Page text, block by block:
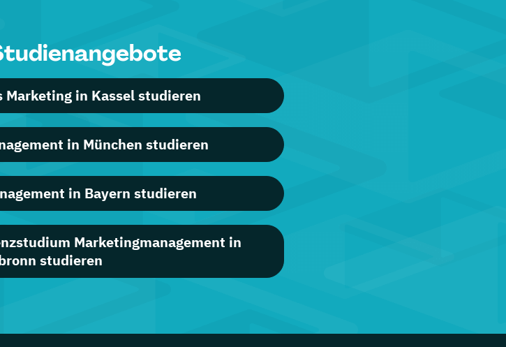
Marketing in Kassel studieren
in München studieren
in Bayern studieren
Marketingmanagement in
studieren